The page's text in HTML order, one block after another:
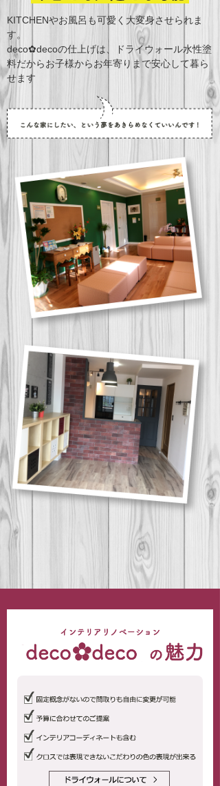
KITCHENやお風呂も可愛く大変身させられま
す。
deco✿decoの仕上げは、ドライウォール水性塗
料だからお子様からお年寄りまで安心して暮ら
せます